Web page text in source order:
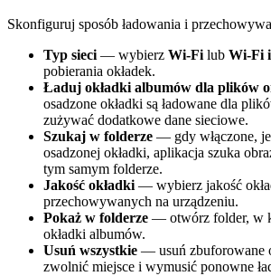
Skonfiguruj sposób ładowania i
Typ sieci— wybierz Wi-Filub Wi-Fi
pobierania okładek.
Ładuj okładki albumów dla plików
osadzone okładki są ładowane dla
zużywać dodatkowe dane sieciowe.
Szukaj w folderze — gdy włączone,
osadzonej okładki, aplikacja szuka
tym samym folderze.
Jakość okładki— wybierz jakość
przechowywanych na urządzeniu.
Pokaż w folderze — otwórz folder, w
okładki albumów.
Usuń wszystkie — usuń zbuforowane
zwolnić miejsce i wymusić ponowne